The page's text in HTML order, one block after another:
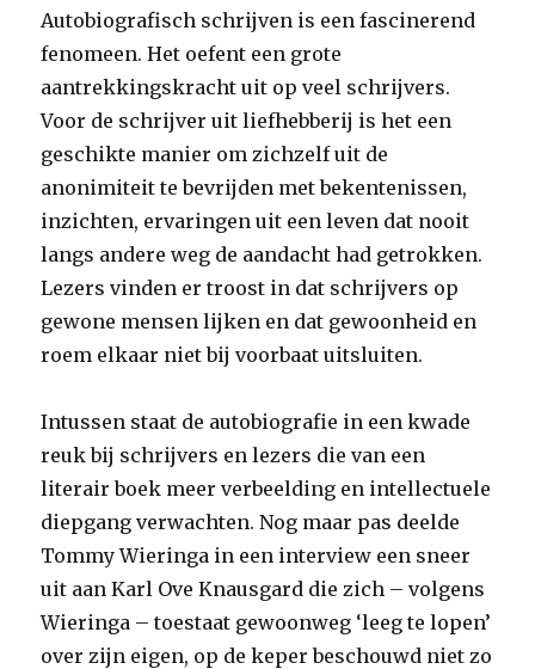
Autobiografisch schrijven is een fascinerend
fenomeen. Het oefent een grote
aantrekkingskracht uit op veel schrijvers.
Voor de schrijver uit liefhebberij is het een
geschikte manier om zichzelf uit de
anonimiteit te bevrijden met bekentenissen,
inzichten, ervaringen uit een leven dat nooit
langs andere weg de aandacht had getrokken.
Lezers vinden er troost in dat schrijvers op
gewone mensen lijken en dat gewoonheid en
roem elkaar niet bij voorbaat uitsluiten.
Intussen staat de autobiografie in een kwade
reuk bij schrijvers en lezers die van een
literair boek meer verbeelding en intellectuele
diepgang verwachten. Nog maar pas deelde
Tommy Wieringa in een interview een sneer
uit aan Karl Ove Knausgard die zich – volgens
Wieringa – toestaat gewoonweg ‘leeg te lopen’
over zijn eigen, op de keper beschouwd niet zo